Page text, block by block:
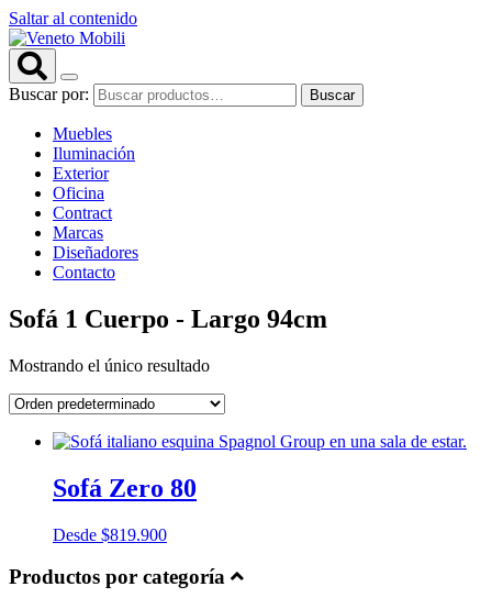
Saltar al contenido
Buscar por: Buscar
Muebles
Iluminación
Exterior
Oficina
Contract
Marcas
Diseñadores
Contacto
Sofá 1 Cuerpo - Largo 94cm
Mostrando el único resultado
Sofá Zero 80
Desde $819.900
Productos por categoría